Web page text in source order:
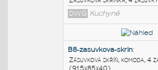
6 drawer 120cm:
Skříňka se 6 zásuvkami
DWG Nábytek